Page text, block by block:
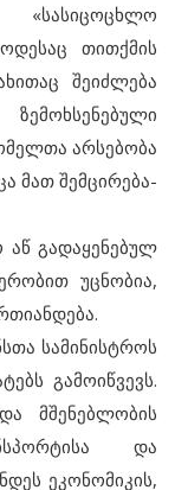
თითქმის
შეიძლება
არსებობა
მათ შემცირება-
გადაყენებულ
უცნობია,
სამინისტროს
გამოიწვევს.
მშენებლობის
და
ეკონომიკის,